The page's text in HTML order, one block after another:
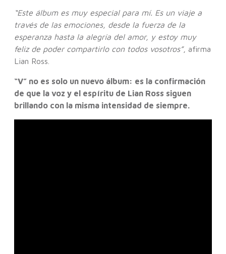
“Este álbum es muy especial para mí. Es un viaje a
través de las emociones, desde la fuerza de la
esperanza hasta la alegría del amor, y estoy muy
feliz de poder compartirlo con todos vosotros”, afirma
Lian Ross.
“V” no es solo un nuevo álbum: es la confirmación
de que la voz y el espíritu de Lian Ross siguen
brillando con la misma intensidad de siempre.